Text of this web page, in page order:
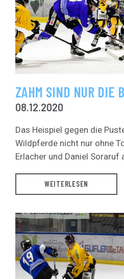
ZAHM SIND NUR DIE
08.12.2020
Das Heispiel gegen die
Wildpferde nicht nur ohne
Erlacher und Daniel Soraruf
WEITERLESEN